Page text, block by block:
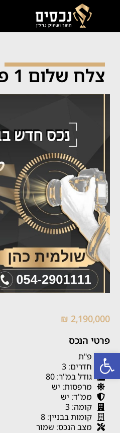
פתח סרגל נגישות
צלח שלום 1 פ"ת
2,190,000 ₪
פרטי הנכס
פ"ת
חדרים: 3
גודל במ"ר: 80
מרפסות: יש
ממ"ד: יש
קומה: 3
קומות בבניין: 8
מצב הנכס: שמור